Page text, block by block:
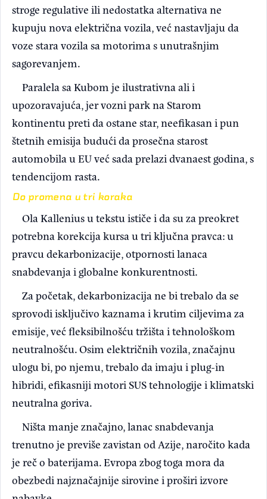
stroge regulative ili nedostatka alternativa ne
kupuju nova električna vozila, već nastavljaju da
voze stara vozila sa motorima s unutrašnjim
sagorevanjem.
Paralela sa Kubom je ilustrativna ali i
upozoravajuća, jer vozni park na Starom
kontinentu preti da ostane star, neefikasan i pun
štetnih emisija budući da prosečna starost
automobila u EU već sada prelazi dvanaest godina, s
tendencijom rasta.
Do promena u tri koraka
Ola Kallenius u tekstu ističe i da su za preokret
potrebna korekcija kursa u tri ključna pravca: u
pravcu dekarbonizacije, otpornosti lanaca
snabdevanja i globalne konkurentnosti.
Za početak, dekarbonizacija ne bi trebalo da se
sprovodi isključivo kaznama i krutim ciljevima za
emisije, već fleksibilnošću tržišta i tehnološkom
neutralnošću. Osim električnih vozila, značajnu
ulogu bi, po njemu, trebalo da imaju i plug-in
hibridi, efikasniji motori SUS tehnologije i klimatski
neutralna goriva.
Ništa manje značajno, lanac snabdevanja
trenutno je previše zavistan od Azije, naročito kada
je reč o baterijama. Evropa zbog toga mora da
obezbedi najznačajnije sirovine i proširi izvore